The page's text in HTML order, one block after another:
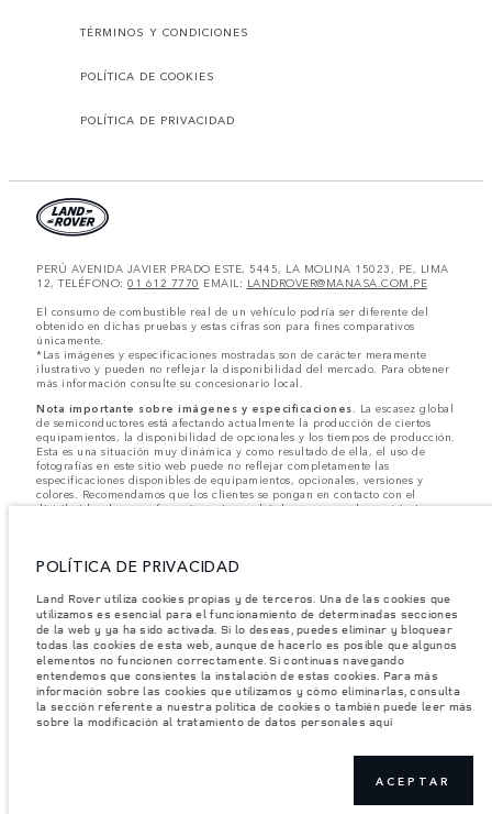
TÉRMINOS Y CONDICIONES
POLÍTICA DE COOKIES
POLÍTICA DE PRIVACIDAD
PERÚ AVENIDA JAVIER PRADO ESTE, 5445, LA MOLINA 15023, PE, LIMA
12, TELÉFONO: 01 612 7770 EMAIL: LANDROVER@MANASA.COM.PE
El consumo de combustible real de un vehículo podría ser diferente del
obtenido en dichas pruebas y estas cifras son para fines comparativos
únicamente.
*Las imágenes y especificaciones mostradas son de carácter meramente
ilustrativo y pueden no reflejar la disponibilidad del mercado. Para obtener
más información consulte su concesionario local.
Nota importante sobre imágenes y especificaciones. La escasez global
de semiconductores está afectando actualmente la producción de ciertos
equipamientos, la disponibilidad de opcionales y los tiempos de producción.
Esta es una situación muy dinámica y como resultado de ella, el uso de
fotografías en este sitio web puede no reflejar completamente las
especificaciones disponibles de equipamientos, opcionales, versiones y
colores. Recomendamos que los clientes se pongan en contacto con el
distribuidor de su preferencia, quien podrá dar a conocer las restricciones
Jaguar Land Rover Limited busca constantemente nuevas formas de mejorar
accesorios, por lo que se producen modificaciones de forma continua y sin
previo aviso. Según el modelo, algunas funciones serán opcionales o
vendrán incluidas de serie. La información, las especificaciones, los motores
y los colores que aparecen en esta página web se basan en las
especificaciones europeas. Estos pueden variar en función del mercado y
pueden ser modificados sin previo aviso. Algunos vehículos se muestran con
equipamiento opcional y accesorios originales que pueden no estar
disponibles en todos los mercados. Ponte en contacto con tu concesionario
local para consultar disponibilidad y precios.
Asegúrese de que el Peso Bruto del Vehículo y las Cargas Máximas por Eje no se
POLÍTICA DE PRIVACIDAD
Land Rover utiliza cookies propias y de terceros. Una de las cookies que
utilizamos es esencial para el funcionamiento de determinadas secciones
de la web y ya ha sido activada. Si lo deseas, puedes eliminar y bloquear
todas las cookies de esta web, aunque de hacerlo es posible que algunos
elementos no funcionen correctamente. Si continuas navegando
entendemos que consientes la instalación de estas cookies. Para más
información sobre las cookies que utilizamos y cómo eliminarlas, consulta
la sección referente a nuestra política de cookies o también puede leer más
sobre la modificación al tratamiento de datos personales aquí
ACEPTAR